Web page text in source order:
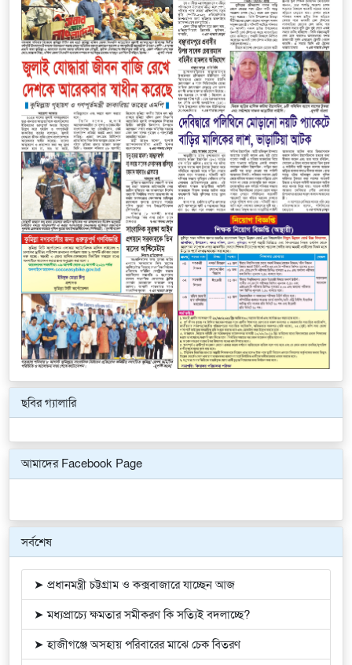
ছবির গ্যালারি
আমাদের Facebook Page
সর্বশেষ
➤ প্রধানমন্ত্রী চট্টগ্রাম ও কক্সবাজারে যাচ্ছেন আজ
➤ মধ্যপ্রাচ্যে ক্ষমতার সমীকরণ কি সত্যিই বদলাচ্ছে?
➤ হাজীগঞ্জে অসহায় পরিবারের মাঝে চেক বিতরণ